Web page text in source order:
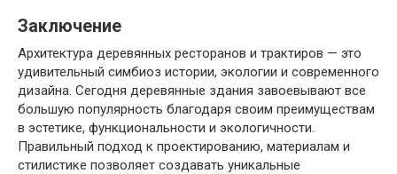
Заключение
Архитектура деревянных ресторанов и трактиров — это
удивительный симбиоз истории, экологии и современного
дизайна. Сегодня деревянные здания завоевывают все
большую популярность благодаря своим преимуществам
в эстетике, функциональности и экологичности.
Правильный подход к проектированию, материалам и
стилистике позволяет создавать уникальные